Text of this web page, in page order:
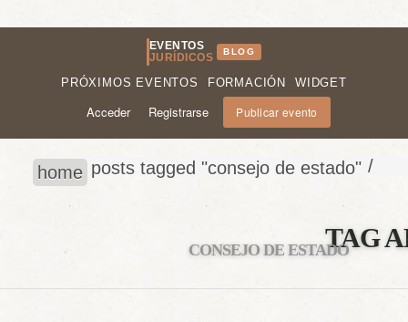
EVENTOS
JURÍDICOS
BLOG
PRÓXIMOS EVENTOS FORMACIÓN WIDGET
Acceder Registrarse Publicar evento
home /
posts tagged "consejo de estado"
TAG
CONSEJO DE ESTADO